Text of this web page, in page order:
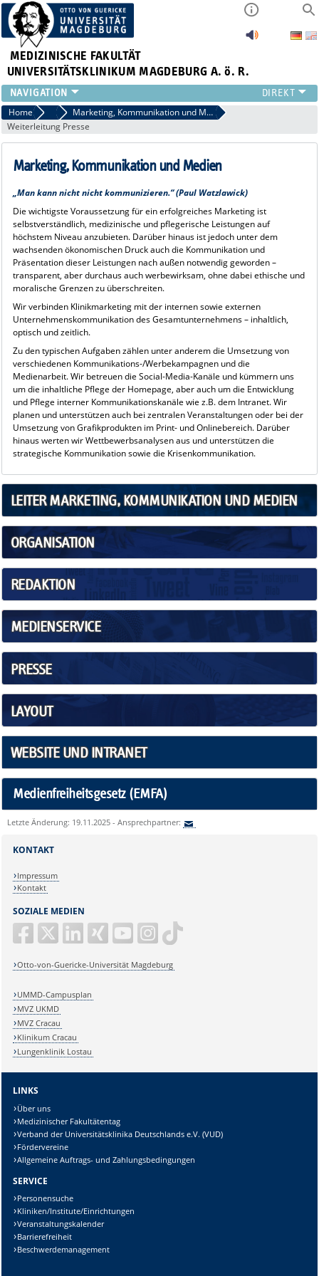
MEDIZINISCHE FAKULTÄT
UNIVERSITÄTSKLINIKUM MAGDEBURG A. ö. R.
INSTITUTE
KLINIKEN
ZENTRALE EINRICHTUNGEN
FORSCHUNG
ÜBER UNS
INTERNATIONAL
INTRANET
Home Presse
Marketing, Kommunikation und Medien
Weiterleitung Presse
Marketing, Kommunikation und Medien
„Man kann nicht nicht kommunizieren.“ (Paul Watzlawick)
Die wichtigste Voraussetzung für ein erfolgreiches Marketing ist
selbstverständlich, medizinische und pflegerische Leistungen auf
höchstem Niveau anzubieten. Darüber hinaus ist jedoch unter dem
wachsenden ökonomischen Druck auch die Kommunikation und
Präsentation dieser Leistungen nach außen notwendig geworden –
transparent, aber durchaus auch werbewirksam, ohne dabei ethische und
moralische Grenzen zu überschreiten.
Wir verbinden Klinikmarketing mit der internen sowie externen
Unternehmenskommunikation des Gesamtunternehmens – inhaltlich,
optisch und zeitlich.
Zu den typischen Aufgaben zählen unter anderem die Umsetzung von
verschiedenen Kommunikations-/Werbekampagnen und die
Medienarbeit. Wir betreuen die Social-Media-Kanäle und kümmern uns
um die inhaltliche Pflege der Homepage, aber auch um die Entwicklung
und Pflege interner Kommunikationskanäle wie z.B. dem Intranet. Wir
planen und unterstützen auch bei zentralen Veranstaltungen oder bei der
Umsetzung von Grafikprodukten im Print- und Onlinebereich. Darüber
hinaus werten wir Wettbewerbsanalysen aus und unterstützen die
strategische Kommunikation sowie die Krisenkommunikation.
LEITER MARKETING, KOMMUNIKATION UND MEDIEN
ORGANISATION
REDAKTION
MEDIENSERVICE
PRESSE
LAYOUT
WEBSITE UND INTRANET
Medienfreiheitsgesetz (EMFA)
Letzte Änderung: 19.11.2025 - Ansprechpartner:
SOZIALE MEDIEN
Otto-von-Guericke-Universität Magdeburg
KONTAKT
Impressum
Kontakt
UMMD-Campusplan
MVZ UKMD
MVZ Cracau
Klinikum Cracau
Lungenklinik Lostau
LINKS
Über uns
Medizinischer Fakultätentag
Verband der Universitätsklinika Deutschlands e.V. (VUD)
Fördervereine
Allgemeine Auftrags- und Zahlungsbedingungen
SERVICE
Personensuche
Kliniken/Institute/Einrichtungen
Veranstaltungskalender
Barrierefreiheit
Beschwerdemanagement